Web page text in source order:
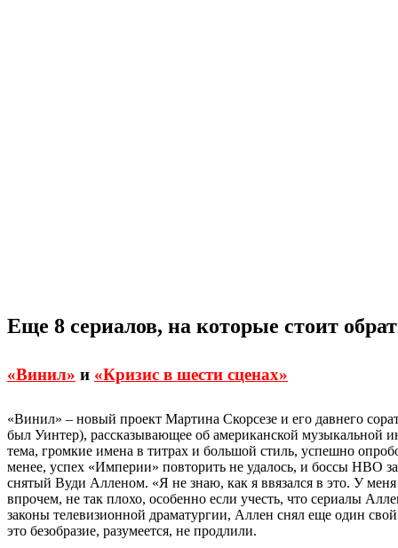
Еще 8 сериалов, на которые стоит
«Винил» и «Кризис в шести сценах»
«Винил» – новый проект Мартина Скорсезе и его давнего
был Уинтер), рассказывающее об американской музыкальной
тема, громкие имена в титрах и большой стиль, успешно
менее, успех «Империи» повторить не удалось, и боссы HBO
снятый Вуди Алленом. «Я не знаю, как я ввязался в это. У
впрочем, не так плохо, особенно если учесть, что сериалы
законы телевизионной драматургии, Аллен снял еще один
это безобразие, разумеется, не продлили.